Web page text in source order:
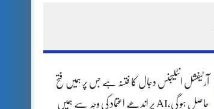
آرٹیفشل انٹلیجنس دجال کا فتنہ ہے جس پر ہمیں فتح
حاصل ہو گی،AI پر اندھے اعتماد کی وجہ سے ہمیں